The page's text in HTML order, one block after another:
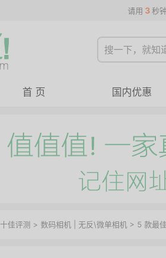
请用 3 秒
首 页 国内优惠
十佳评测 > 数码相机 无反\微单相机 > 5 款最